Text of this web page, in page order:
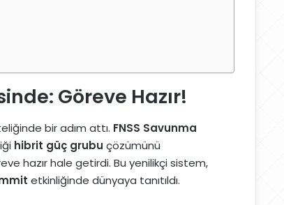
Göreve Hazır!
bir adım attı. FNSS Savunma
hibrit güç grubu çözümünü
hazır hale getirdi. Bu yenilikçi sistem,
etkinliğinde dünyaya tanıtıldı.